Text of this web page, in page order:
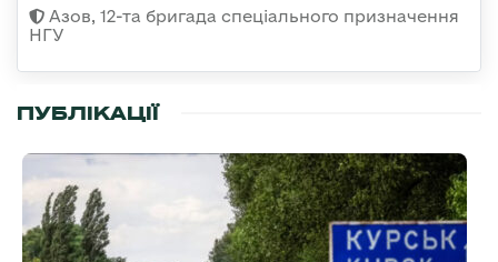
Азов, 12-та бригада спеціального призначення
НГУ
ПУБЛІКАЦІЇ